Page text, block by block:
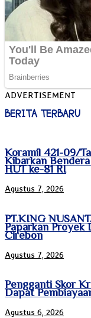
ADVERTISEMENT
BERITA TERBARU
Koramil 421-09/
Kibarkan
HUT ke-81 RI
Agustus 7, 2026
PT.KING
Paparkan Proyek
Cirebon
Agustus 7, 2026
Pengganti Skor
Dapat
Agustus 6, 2026